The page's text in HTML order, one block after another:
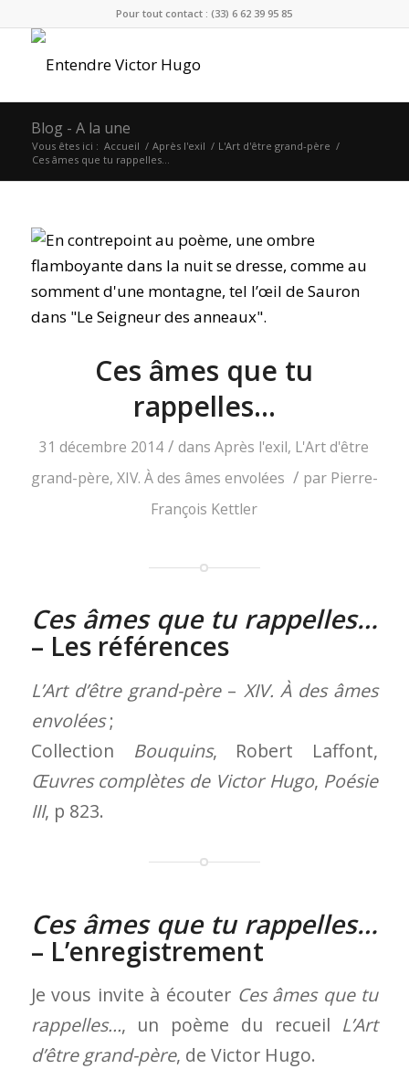
Pour tout contact : (33) 6 62 39 95 85
Blog - A la une
Vous êtes ici : Accueil / Après l'exil / L'Art d'être grand-père /
Ces âmes que tu rappelles…
Ces âmes que tu
rappelles…
31 décembre 2014 / dansAprès l'exil, L'Art d'être
grand-père, XIV. À des âmes envolées / par Pierre-
François Kettler
Ces âmes que tu rappelles…
– Les références
L’Art d’être grand-père– XIV. À des âmes
envolées;
Collection Bouquins, Robert Laffont,
Œuvres complètes de Victor Hugo, Poésie
III, p 823.
Ces âmes que tu rappelles…
– L’enregistrement
Je vous invite à écouter Ces âmes que tu
rappelles…, un poème du recueil L’Art
d’être grand-père, de Victor Hugo.